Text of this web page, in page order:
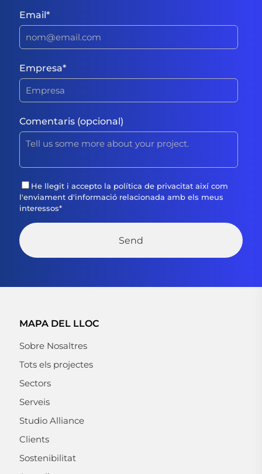
Email*
Empresa*
Comentaris (opcional)
He llegit i accepto la política de privacitat així com
l'enviament d'informació relacionada amb els meus
interessos*
MAPA DEL LLOC
Sobre Nosaltres
Tots els projectes
Sectors
Serveis
Studio Alliance
Clients
Sostenibilitat